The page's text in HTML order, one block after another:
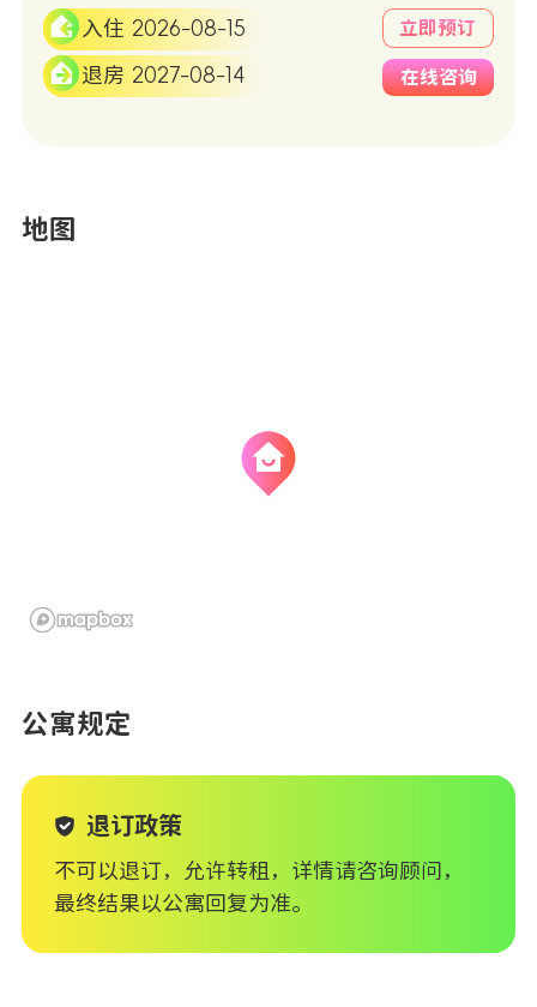
入住 2026-08-15
退房 2027-08-14
立即预订
在线咨询
地图
公寓规定
退订政策
不可以退订，允许转租，详情请咨询顾问，
最终结果以公寓回复为准。